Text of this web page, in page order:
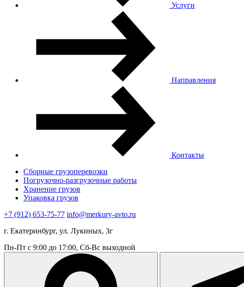
Услуги
Направления
Контакты
Сборные грузоперевозки
Погрузочно-разгрузочные работы
Хранение грузов
Упаковка грузов
+7 (912) 653-75-77 info@merkury-avto.ru
г. Екатеринбург, ул. Лукиных, 3г
Пн-Пт с 9:00 до 17:00, Сб-Вс выходной